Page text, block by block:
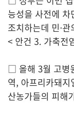
능성을 사전에
조치하는데 민·
< 안건 3. 가축전
□ 올해 3월 고병
역, 아프리카돼
산농가들의 피해